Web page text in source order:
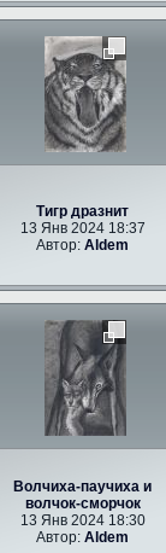
Тигр дразнит
13 Янв 2024 18:37
Автор:Aldem
Волчиха-паучиха и
волчок-сморчок
13 Янв 2024 18:30
Автор:Aldem